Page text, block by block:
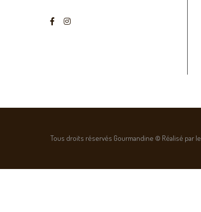
Tous droits réservés Gourmandine © Réalisé par le